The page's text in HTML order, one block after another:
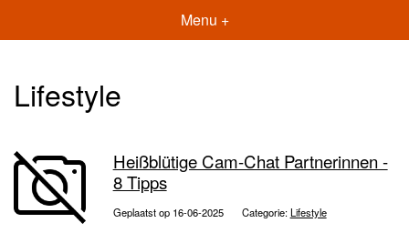
Menu +
Lifestyle
Heißblütige Cam-Chat Partnerinnen -
8 Tipps
Geplaatst op 16-06-2025 Categorie:Lifestyle